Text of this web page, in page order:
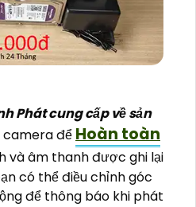
Phát cung cấp về sản
để Hoàn toàn
và âm thanh được ghi lại
có thể điều chỉnh góc
để thông báo khi phát